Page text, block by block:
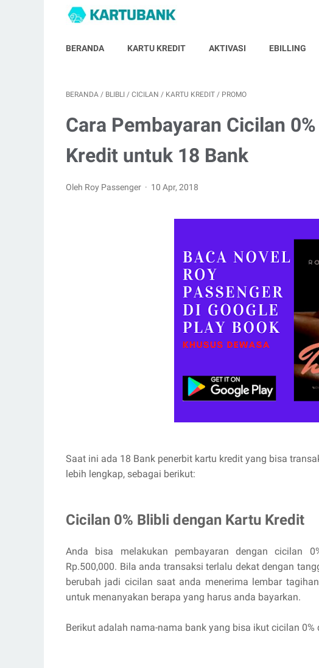
BERANDA KARTU KREDIT AKTIVASI EBILLING
BERANDA / BLIBLI / CICILAN / KARTU KREDIT / PROMO
Cara Pembayaran Cicilan
Kredit untuk 18 Bank
Oleh Roy Passenger 10 Apr, 2018
Saat ini ada 18 Bank penerbit kartu kredit yang bisa
lebih lengkap, sebagai berikut:
Cicilan 0% Blibli dengan Kartu Kredit
Anda bisa melakukan pembayaran dengan cicilan
Rp.500,000. Bila anda transaksi terlalu dekat dengan
berubah jadi cicilan saat anda menerima lembar
untuk menanyakan berapa yang harus anda bayarkan.
Berikut adalah nama-nama bank yang bisa ikut cicilan 0%